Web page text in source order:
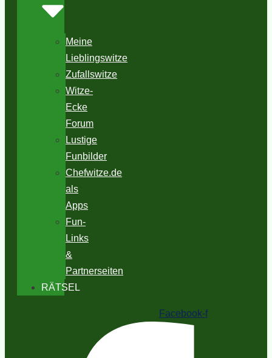
Meine
Lieblingswitze
Zufallswitze
Witze-
Ecke
Forum
Lustige
Funbilder
Chefwitze.de
als
Apps
Fun-
Links
&
Partnerseiten
RÄTSEL
Facebook-f